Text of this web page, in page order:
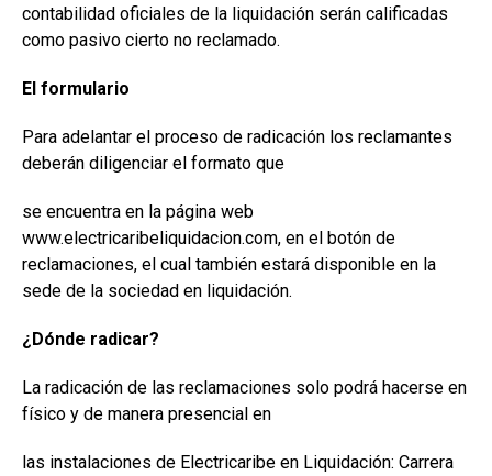
contabilidad oficiales de la liquidación serán calificadas
como pasivo cierto no reclamado.
El formulario
Para adelantar el proceso de radicación los reclamantes
deberán diligenciar el formato que
se encuentra en la página web
www.electricaribeliquidacion.com, en el botón de
reclamaciones, el cual también estará disponible en la
sede de la sociedad en liquidación.
¿Dónde radicar?
La radicación de las reclamaciones solo podrá hacerse en
físico y de manera presencial en
las instalaciones de Electricaribe en Liquidación: Carrera